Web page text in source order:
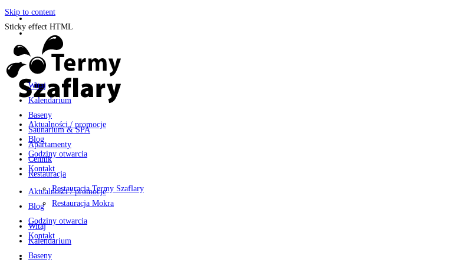
Skip to content
Sticky effect HTML
Aktualności / promocje
Blog
Godziny otwarcia
Kontakt
Aktualności / promocje
Blog
Godziny otwarcia
Kontakt
Witaj
Kalendarium
Baseny
Saunarium & SPA
Apartamenty
Cennik
Restauracja
Restauracja Termy Szaflary
Restauracja Mokra
Witaj
Kalendarium
Baseny